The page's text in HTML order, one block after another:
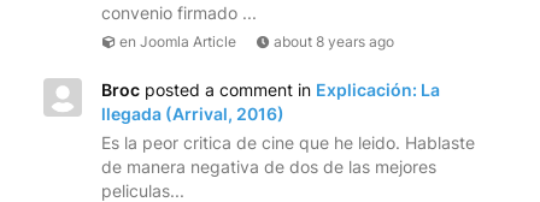
convenio firmado ...
en Joomla Article about 8 years ago
Broc posted a comment in Explicación: La
llegada (Arrival, 2016)
Es la peor critica de cine que he leido. Hablaste
de manera negativa de dos de las mejores
peliculas...